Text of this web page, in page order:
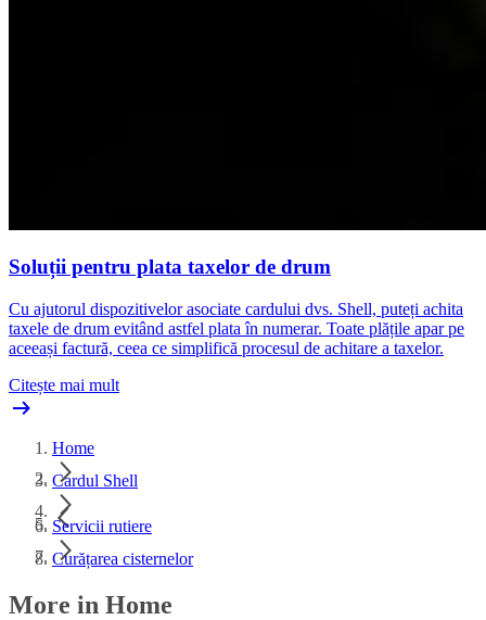
Soluții pentru plata taxelor de drum
Cu ajutorul dispozitivelor asociate cardului dvs. Shell, puteți achita
taxele de drum evitând astfel plata în numerar. Toate plățile apar pe
aceeași factură, ceea ce simplifică procesul de achitare a taxelor.
Citește mai mult
Home
Cardul Shell
Servicii rutiere
Curățarea cisternelor
More in Home